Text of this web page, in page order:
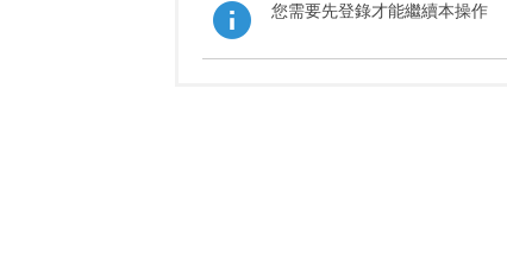
您需要先登錄才能繼續本操作